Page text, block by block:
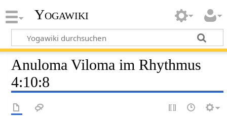
Yogawiki
Anuloma Viloma im Rhythmus
4:10:8